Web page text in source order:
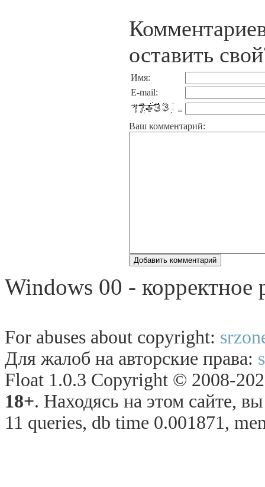
оставить
Имя:
E-mail:
=
Ваш комментарий:
Windows 00 -
For abuses about copyright:
Для жалоб на авторские права:
Float 1.0.3 Copyright © 2008-
18+. Находясь на этом сайте,
11 queries, db time 0.001871,